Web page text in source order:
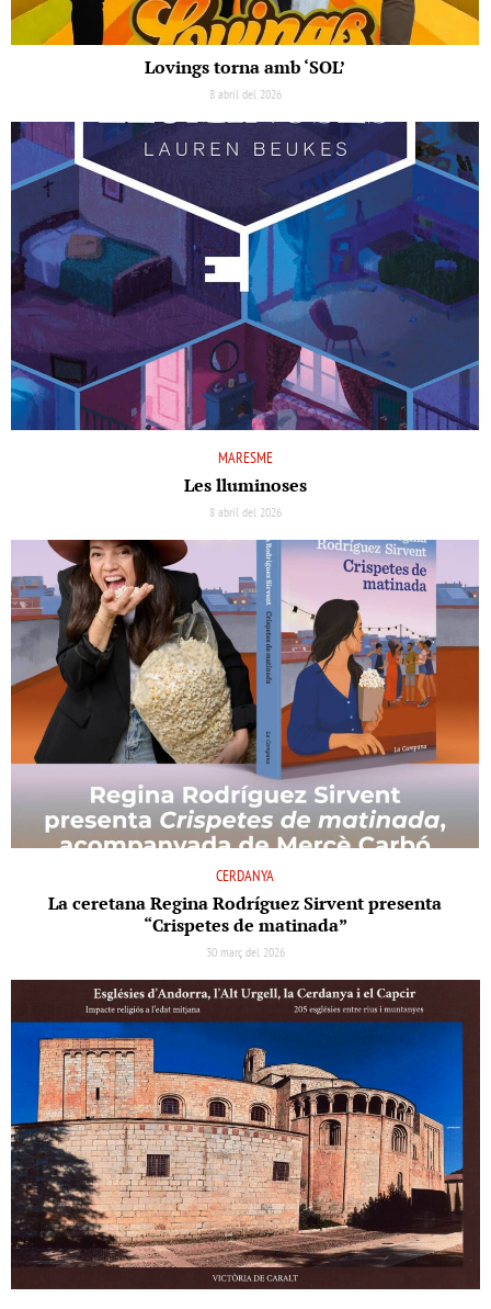
Lovings torna amb ‘SOL’
8 abril del 2026
MARESME
Les lluminoses
8 abril del 2026
CERDANYA
La ceretana Regina Rodríguez Sirvent presenta
“Crispetes de matinada”
30 març del 2026